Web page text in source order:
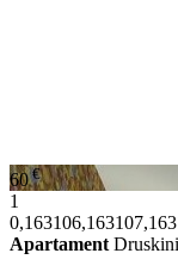
60€
1
Apartament